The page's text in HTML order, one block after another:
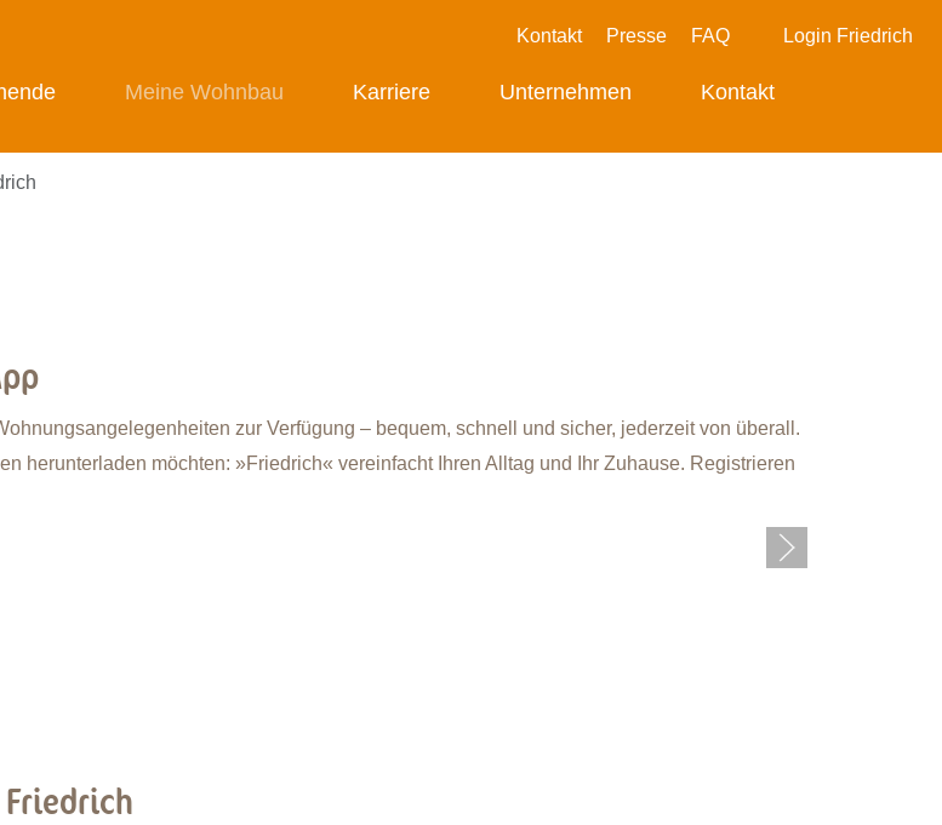
Kontakt Presse FAQ Login Friedrich
Meine Wohnbau Karriere Unternehmen Kontakt
zur Verfügung – bequem, schnell und sicher, jederzeit von überall.
herunterladen möchten: »Friedrich« vereinfacht Ihren Alltag und Ihr Zuhause. Registrieren